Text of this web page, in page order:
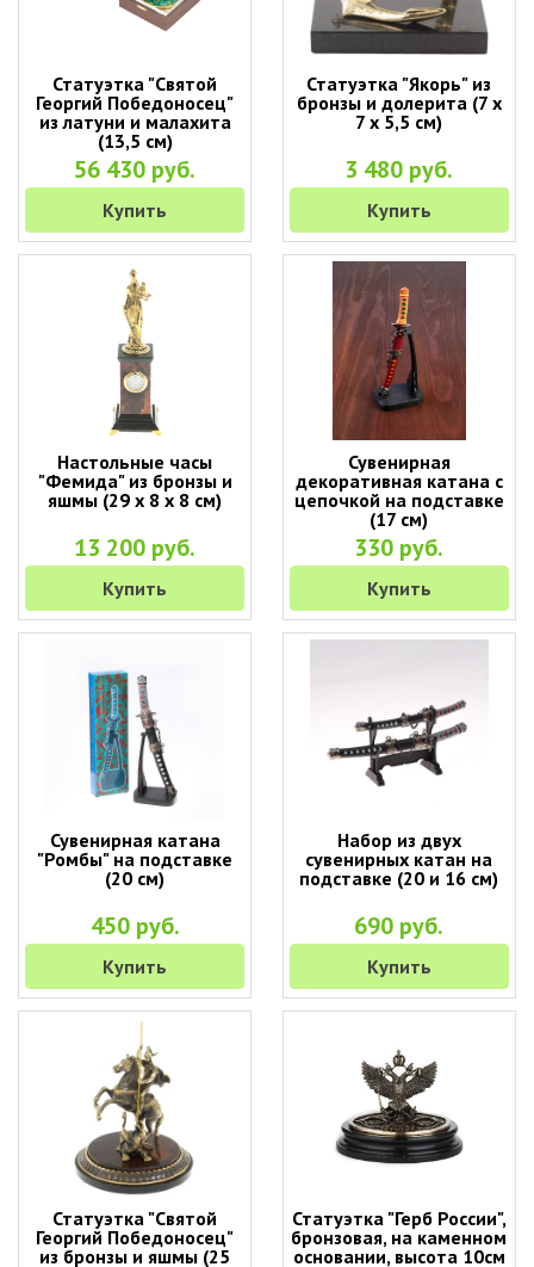
Статуэтка "Святой
Георгий Победоносец"
из латуни и малахита
(13,5 см)
56 430 руб.
Купить
Статуэтка "Якорь" из
бронзы и долерита (7 х
7 х 5,5 см)
3 480 руб.
Купить
Настольные часы
"Фемида" из бронзы и
яшмы (29 х 8 х 8 см)
13 200 руб.
Купить
Сувенирная
декоративная катана с
цепочкой на подставке
(17 см)
330 руб.
Купить
Сувенирная катана
"Ромбы" на подставке
(20 см)
450 руб.
Купить
Набор из двух
сувенирных катан на
подставке (20 и 16 см)
690 руб.
Купить
Статуэтка "Святой
Георгий Победоносец"
из бронзы и яшмы (25
Статуэтка "Герб России",
бронзовая, на каменном
основании, высота 10см